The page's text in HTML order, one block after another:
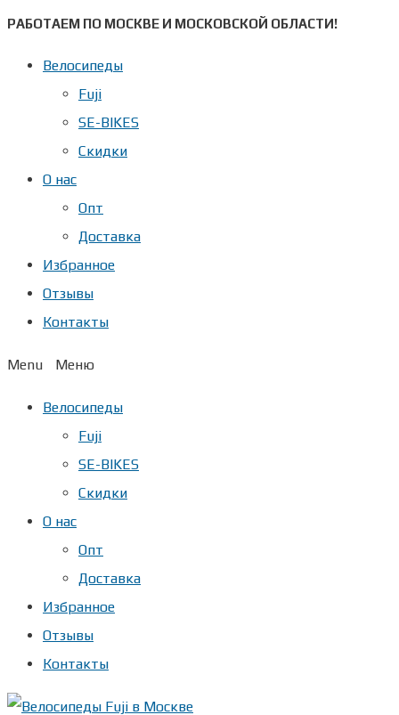
Перейти
РАБОТАЕМ ПО МОСКВЕ И МОСКОВСКОЙ ОБЛАСТИ!
Велосипеды
Fuji
SE-BIKES
Скидки
О нас
Опт
Доставка
Избранное
Отзывы
Контакты
Menu
Велосипеды
Fuji
SE-BIKES
Скидки
О нас
Опт
Доставка
Избранное
Отзывы
Контакты